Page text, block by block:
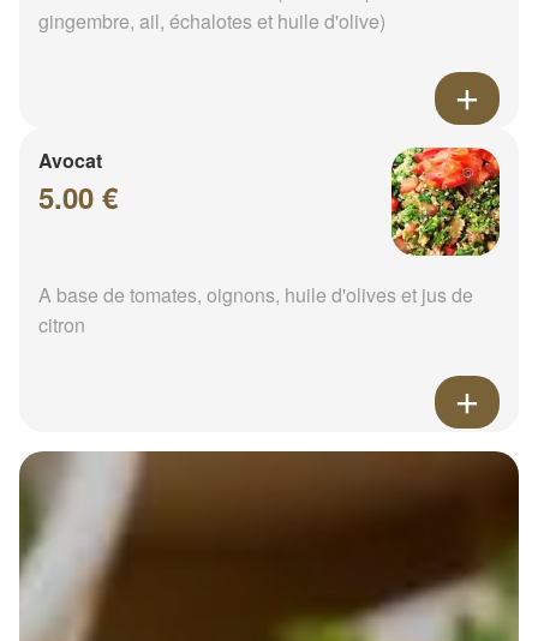
gingembre, ail, échalotes et huile d'olive)
Avocat
5.00 €
A base de tomates, oignons, huile d'olives et jus de
citron